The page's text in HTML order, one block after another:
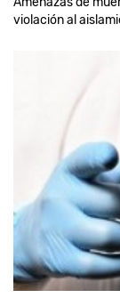
violación al